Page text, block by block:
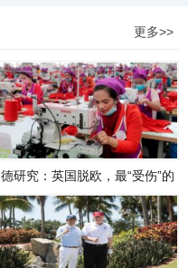
更多>>
德研究：英国脱欧，最“受伤”的